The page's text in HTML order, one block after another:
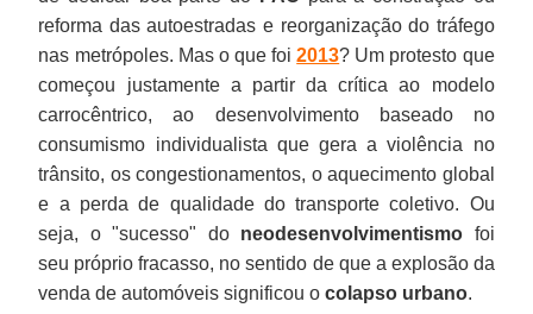
reforma das autoestradas e reorganização do tráfego
nas metrópoles. Mas o que foi2013? Um protesto que
começou justamente a partir da crítica ao modelo
carrocêntrico, ao desenvolvimento baseado no
consumismo individualista que gera a violência no
trânsito, os congestionamentos, o aquecimento global
e a perda de qualidade do transporte coletivo. Ou
seja, o "sucesso" do neodesenvolvimentismo foi
seu próprio fracasso, no sentido de que a explosão da
venda de automóveis significou ocolapso urbano.